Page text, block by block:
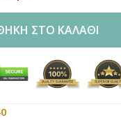
ΣΤΟ ΚΑΛΆΘΙ